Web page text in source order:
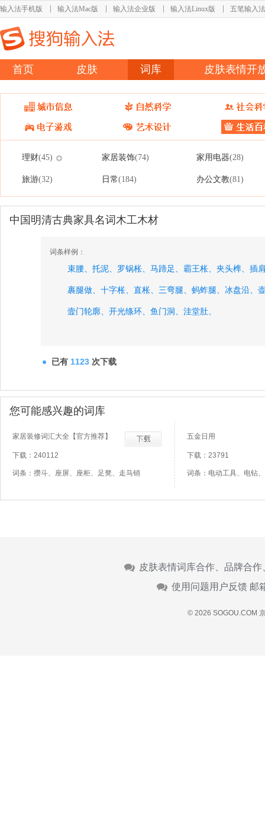
输入法手机版 输入法Mac版 输入法企业版 输入法Linux版 五笔输入法
首页 皮肤 词库 皮肤表情开
理财(45) 家居装饰(74) 家用电器(28)
旅游(32) 日常(184) 办公文教(81)
中国明清古典家具名词木工木材
词条样例：
束腰、 托泥、 罗锅枨、 马蹄足、 霸王枨、 夹头榫、 插
裹腿做、 十字枨、 直枨、 三弯腿、 蚂蚱腿、 冰盘沿、
壸门轮廓、 开光绦环、 鱼门洞、 洼堂肚、
已有 1123 次下载
您可能感兴趣的词库
家居装修词汇大全【官方推荐】
下载：240112
词条：攒斗、座屏、座柜、足凳、走马销
五金日用
下载：23791
词条：电动工具、电钻
皮肤表情词库合作、品牌合
使用问题用户反馈 邮
© 2026 SOGOU.COM